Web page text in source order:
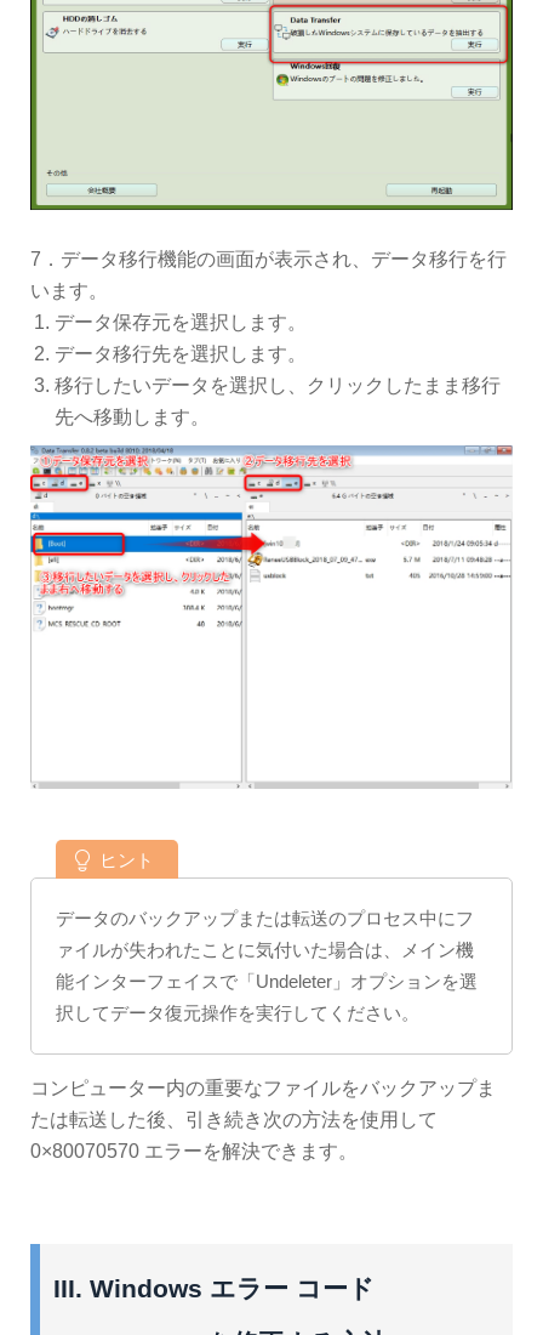
7．データ移行機能の画面が表示され、データ移行を行
います。
データ保存元を選択します。
データ移行先を選択します。
移行したいデータを選択し、クリックしたまま移行
先へ移動します。
ヒント
データのバックアップまたは転送のプロセス中にフ
ァイルが失われたことに気付いた場合は、メイン機
能インターフェイスで「Undeleter」オプションを選
択してデータ復元操作を実行してください。
コンピューター内の重要なファイルをバックアップま
たは転送した後、引き続き次の方法を使用して
0×80070570 エラーを解決できます。
III. Windows エラー コード